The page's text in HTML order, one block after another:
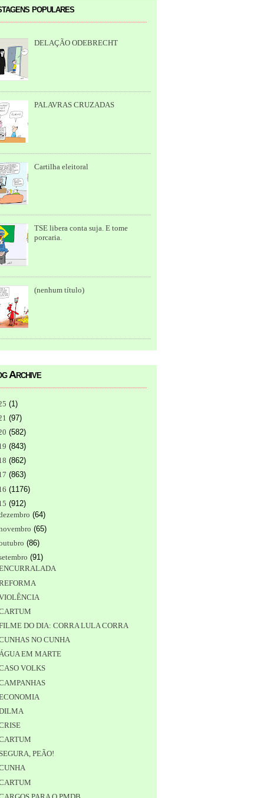
populares
DELAÇÃO ODEBRECHT
PALAVRAS CRUZADAS
Cartilha eleitoral
TSE libera conta suja. E tome
porcaria.
(nenhum título)
Archive
(1 )
(97)
(582)
(843)
(862)
(863)
(1176)
(912)
(64)
(65)
(86)
(91)
DO DIA: CORRA LULA CORRA
NO CUNHA
EM MARTE
VOLKS
PEÃO!